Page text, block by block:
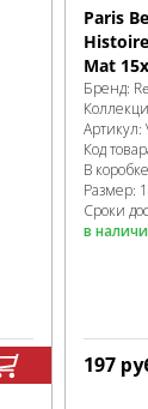
Paris
Mat
Бренд:
Артикул:
Код
В коробке
Размер:
Сроки
в
197